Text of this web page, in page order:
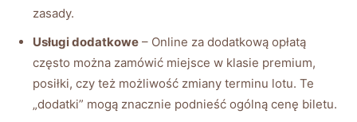
zasady.
Usługi dodatkowe – Online za dodatkową opłatą
często można zamówić miejsce w klasie premium,
posiłki, czy też możliwość zmiany terminu lotu. Te
„dodatki” mogą znacznie podnieść ogólną cenę biletu.